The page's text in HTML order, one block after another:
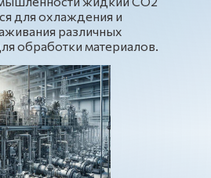
для охлаждения и
различных
обработки материалов.